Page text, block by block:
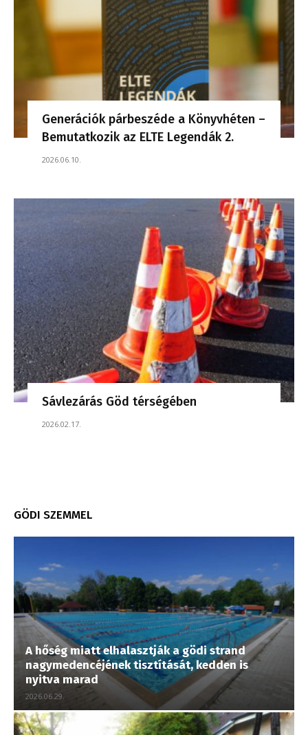
Generációk párbeszéde a Könyvhéten –
Bemutatkozik az ELTE Legendák 2.
2026.06.10.
Sávlezárás Göd térségében
2026.02.17.
GÖDI SZEMMEL
A hőség miatt elhalasztják a gödi strand
nagymedencéjének tisztítását, kedden is
nyitva marad
2026.06.29.